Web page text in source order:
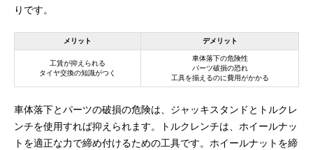
りです。
メリット デメリット
工賃が抑えられる
タイヤ交換の知識がつく
車体落下の危険性
パーツ破損の恐れ
工具を揃えるのに費用がかかる
車体落下とパーツの破損の危険は、ジャッキスタンドとトルクレ
ンチを使用すれば抑えられます。トルクレンチは、ホイールナッ
トを適正な力で締め付けるための工具です。ホイールナットを締